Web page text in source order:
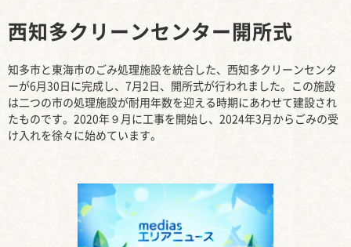
西知多クリーンセンター開所式
知多市と東海市のごみ処理施設を統合した、西知多クリーンセンタ
ーが6月30日に完成し、7月2日、開所式が行われました。この施設
は二つの市の処理施設が耐用年数を迎える時期にあわせて建設され
たものです。2020年９月に工事を開始し、2024年3月からごみの受
け入れを徐々に始めています。